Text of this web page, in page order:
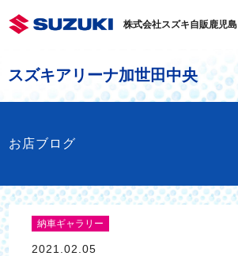
株式会社スズキ自販鹿児島
スズキアリーナ加世田中央
お店ブログ
納車ギャラリー
2021.02.05